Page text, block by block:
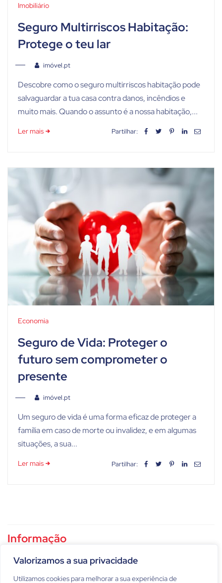
Valorizamos a sua privacidade
Utilizamos cookies para melhorar a sua experiência de
Imobiliário
Seguro Multirriscos Habitação:
Protege o teu lar
imóvel.pt
Descobre como o seguro multirriscos habitação pode
salvaguardar a tua casa contra danos, incêndios e
muito mais. Quando o assunto é a nossa habitação,...
Ler mais Partilhar:
Economia
Seguro de Vida: Proteger o
futuro sem comprometer o
presente
imóvel.pt
Um seguro de vida é uma forma eficaz de proteger a
família em caso de morte ou invalidez, e em algumas
situações, a sua...
Ler mais Partilhar:
Informação
Política de privacidade